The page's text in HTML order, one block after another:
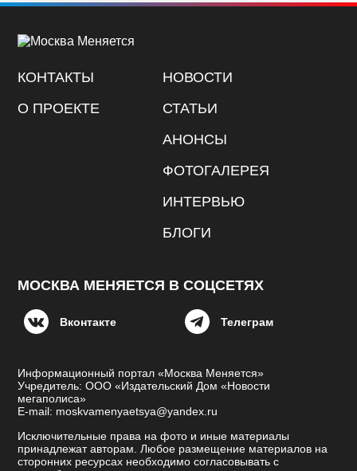
КОНТАКТЫ
О ПРОЕКТЕ
НОВОСТИ
СТАТЬИ
АНОНСЫ
ФОТОГАЛЕРЕЯ
ИНТЕРВЬЮ
БЛОГИ
МОСКВА МЕНЯЕТСЯ В СОЦСЕТЯХ
Вконтакте Телеграм
Информационный портал «Москва Меняется»
Учредитель: ООО «Издательский Дом «Новости
мегаполиса»
E-mail: moskvamenyaetsya@yandex.ru
Исключительные права на фото и иные материалы
принадлежат авторам. Любое размещение материалов на
сторонних ресурсах необходимо согласовывать с